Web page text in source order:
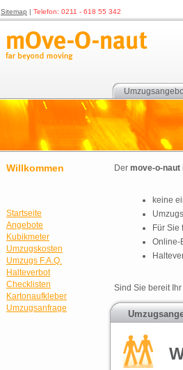
Sitemap | Telefon: 0211 - 618 55 342
Willkommen
Startseite
Angebote
Kubikmeter
Umzugskosten
Umzugs F.A.Q.
Halteverbot
Checklisten
Kartonaufkleber
Umzugsanfrage
Der move-o-naut
keine
Für
Online-
Sind Sie bereit Ihr